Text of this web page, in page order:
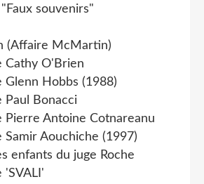
souvenirs"
(Affaire McMartin)
Cathy O'Brien
Glenn Hobbs (1988)
Paul Bonacci
Pierre Antoine Cotnareanu
Samir Aouchiche (1997)
enfants du juge Roche
'SVALI'